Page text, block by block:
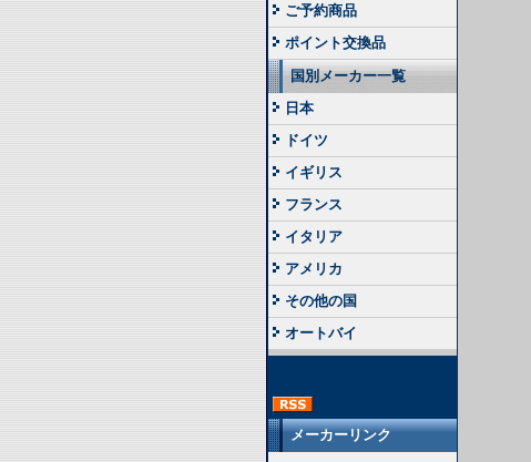
ご予約商品
ポイント交換品
国別メーカー一覧
日本
ドイツ
イギリス
フランス
イタリア
アメリカ
その他の国
オートバイ
メーカーリンク